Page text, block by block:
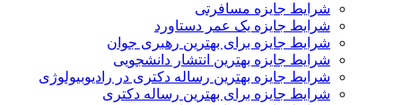
شرایط جایزه مسافرتی
شرایط جایزه یک عمر دستاورد
شرایط جایزه برای بهترین رهبری جوان
شرایط جایزه بهترین انتشار دانشجویی
شرایط جایزه بهترین رساله دکتری در رادیوبیولوژی
شرایط جایزه برای بهترین رساله دکتری